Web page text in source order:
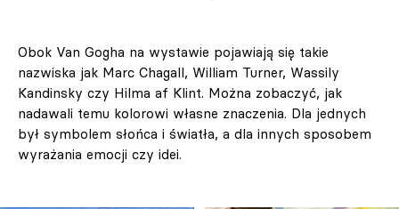
Obok Van Gogha na wystawie pojawiają się takie
nazwiska jak Marc Chagall, William Turner, Wassily
Kandinsky czy Hilma af Klint. Można zobaczyć, jak
nadawali temu kolorowi własne znaczenia. Dla jednych
był symbolem słońca i światła, a dla innych sposobem
wyrażania emocji czy idei.